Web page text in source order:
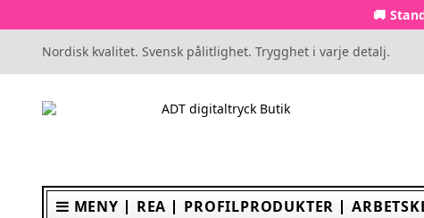
🚚
Nordisk kvalitet. Svensk pålitlighet. Trygghet i varje detalj.
MENY REA PROFILPRODUKTER